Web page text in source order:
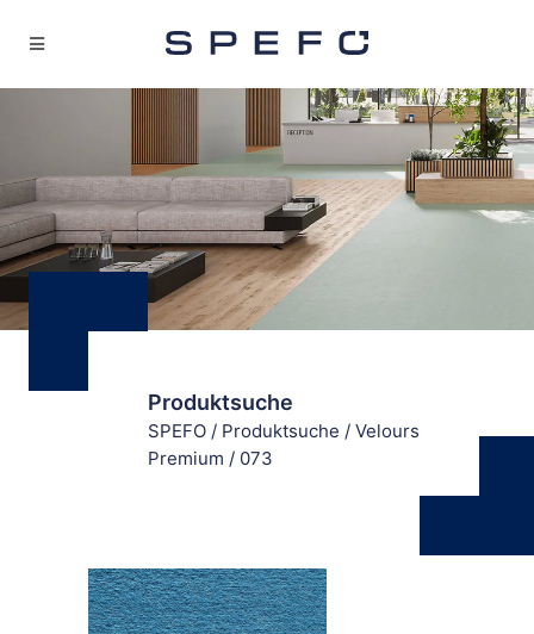
Produktsuche
SPEFO / Produktsuche / Velours
Premium / 073